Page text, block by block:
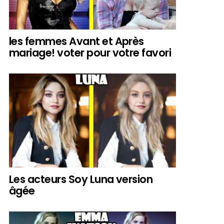
les femmes Avant et Après
mariage! voter pour votre favori
Les acteurs Soy Luna version
âgée